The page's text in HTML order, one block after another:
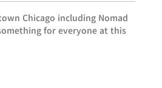
Chicago including Nomad
for everyone at this